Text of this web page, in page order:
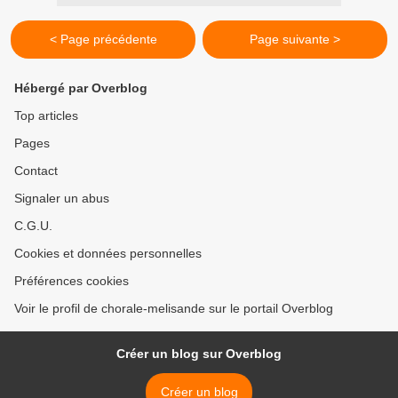
< Page précédente Page suivante >
Hébergé par Overblog
Top articles
Pages
Contact
Signaler un abus
C.G.U.
Cookies et données personnelles
Préférences cookies
Voir le profil de chorale-melisande sur le portail Overblog
Créer un blog sur Overblog
Créer un blog